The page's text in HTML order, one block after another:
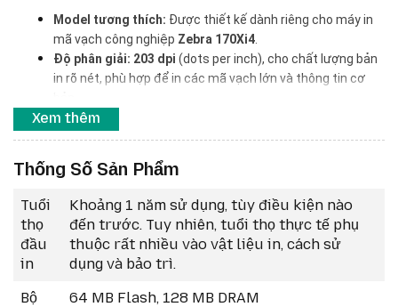
Model tương thích: Được thiết kế dành riêng cho máy in
mã vạch công nghiệp Zebra 170Xi4
Độ phân giải: 203 dpi (dots per inch), cho chất lượng bản
in rõ nét, phù hợp để in các mã vạch lớn và thông tin cơ
Chất lượng:
hoạt động ổn định và hiệu suất tối ưu cho máy in.
nhiệt gián tiếp (sử dụng ribbon mực).
Được sản xuất với công nghệ tiên tiến, có tuổi
thọ cao, phù hợp với môi trường in ấn công nghiệp tần
suất lớn, liên tục.
Lắp đặt:
Thiết kế dễ dàng tháo lắp, thay thế.
Xem thêm
Thống Số Sản Phẩm
Tuổi
thọ
đầu
in
Khoảng 1 năm sử dụng, tùy điều kiện nào
đến trước. Tuy nhiên, tuổi thọ thực tế phụ
thuộc rất nhiều vào vật liệu in, cách sử
dụng và bảo trì.
Bộ
64 MB Flash, 128 MB DRAM